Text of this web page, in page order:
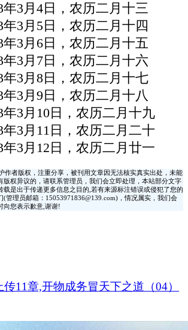
年3月4日，农历二月十三
年3月5日，农历二月十四
年3月6日，农历二月十五
年3月7日，农历二月十六
年3月8日，农历二月十七
年3月9日，农历二月十八
年3月10日，农历二月十九
年3月11日，农历二月二十
年3月12日，农历二月廿一
作者版权，注重分享，被刊用文章因无法核实真实出处，未能
版权异议的，请联系管理员，我们会立即处理，本站部分文字
载是出于传递更多信息之目的,若有来源标注错误或侵犯了您的
(管理员邮箱：15053971836@139.com)，情况属实，我们会
向您表示歉意,谢谢!
11章,开物成务冒天下之道（04）